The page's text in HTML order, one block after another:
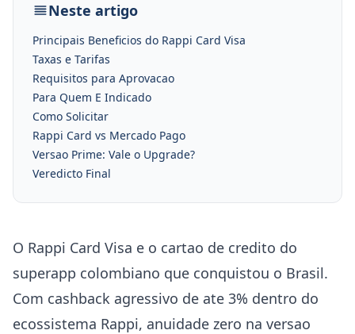
Neste artigo
Principais Beneficios do Rappi Card Visa
Taxas e Tarifas
Requisitos para Aprovacao
Para Quem E Indicado
Como Solicitar
Rappi Card vs Mercado Pago
Versao Prime: Vale o Upgrade?
Veredicto Final
O Rappi Card Visa e o cartao de credito do
superapp colombiano que conquistou o Brasil.
Com cashback agressivo de ate 3% dentro do
ecossistema Rappi, anuidade zero na versao